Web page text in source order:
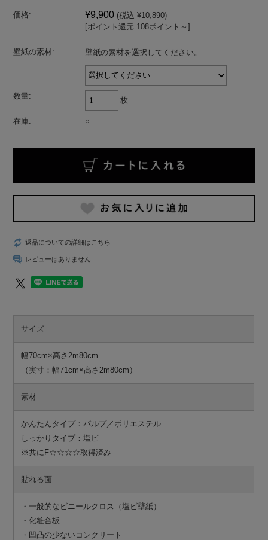
価格: ¥9,900 (税込 ¥10,890)
[ポイント還元 108ポイント～]
壁紙の素材: 壁紙の素材を選択してください。
数量: 枚
在庫: ○
返品についての詳細はこちら
レビューはありません
サイズ
幅70cm×高さ2m80cm
（実寸：幅71cm×高さ2m80cm）
素材
かんたんタイプ：パルプ／ポリエステル
しっかりタイプ：塩ビ
※共にF☆☆☆☆取得済み
貼れる面
・一般的なビニールクロス（塩ビ壁紙）
・化粧合板
・凹凸の少ないコンクリート